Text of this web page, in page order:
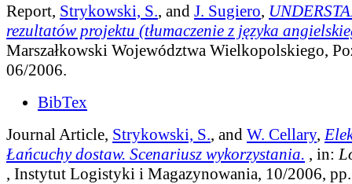
Report, Strykowski, S., and J. Sugiero,
rezultatów projektu (tłumaczenie z języka
Marszałkowski Województwa Wielkopolskiego,
06/2006.
BibTex
Journal Article, Strykowski, S., and W. Cellary,
Łańcuchy dostaw. Scenariusz wykorzystania. , in:
, Instytut Logistyki i Magazynowania, 10/2006,